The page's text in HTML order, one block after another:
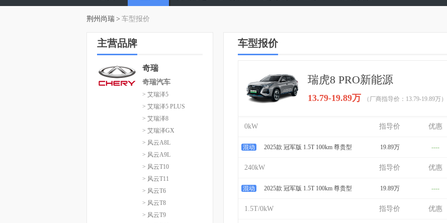
荆州尚瑞 > 车型报价
主营品牌
奇瑞
奇瑞汽车
> 艾瑞泽5
> 艾瑞泽5 PLUS
> 艾瑞泽8
> 艾瑞泽GX
> 风云A8L
> 风云A9L
> 风云T10
> 风云T11
> 风云T6
> 风云T8
> 风云T9
车型报价
瑞虎8 PRO新能源
13.79-19.89万
（厂商指导价：13.79-19.89万）
0kW 指导价 优惠
混动 2025款 冠军版 1.5T 100km 尊贵型 19.89万 ----
240kW 指导价 优惠
混动 2025款 冠军版 1.5T 100km 尊贵型 19.89万 ----
1.5T/0kW 指导价 优惠